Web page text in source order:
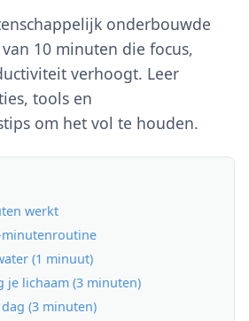
onderbouwde
10 minuten die focus,
verhoogt. Leer
tools en
om het vol te houden.
werkt
minutenroutine
(1 minuut)
je lichaam (3 minuten)
(3 minuten)